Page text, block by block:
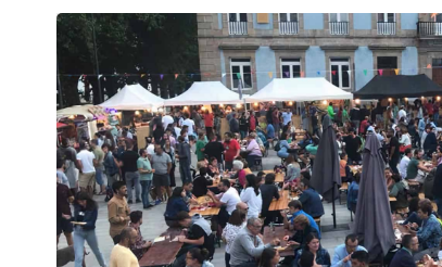
Histórica
Gastronomía
Escenarios